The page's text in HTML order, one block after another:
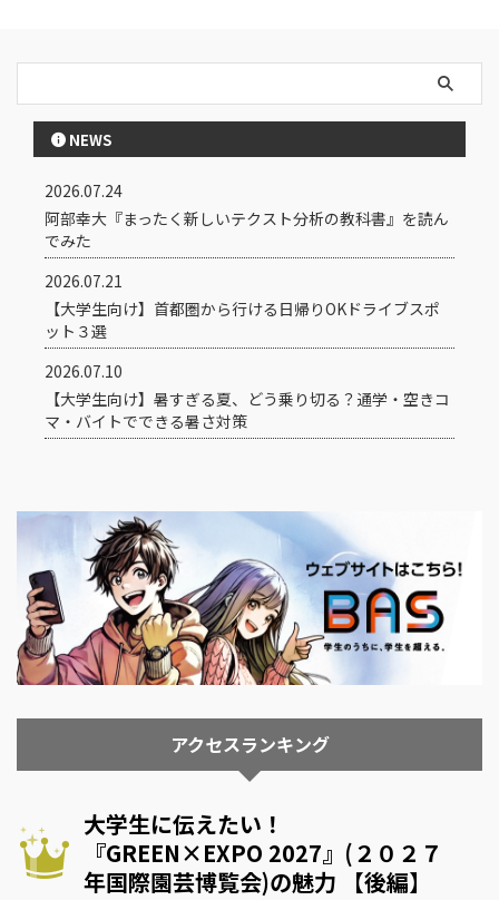
NEWS
2026.07.24
阿部幸大『まったく新しいテクスト分析の教科書』を読ん
でみた
2026.07.21
【大学生向け】首都圏から行ける日帰りOKドライブスポ
ット３選
2026.07.10
【大学生向け】暑すぎる夏、どう乗り切る？通学・空きコ
マ・バイトでできる暑さ対策
アクセスランキング
大学生に伝えたい！
『GREEN×EXPO 2027』(２０２７
年国際園芸博覧会)の魅力 【後編】